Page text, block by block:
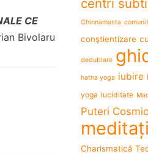
CE
Bivolaru
centri
Chinnamasta
conştientizare
dedublare
hatha yoga iubire
yoga luciditate
Puteri
Charismatică